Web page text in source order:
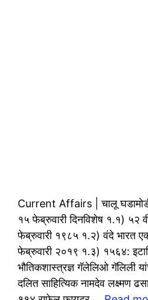
Current Affairs | चालू
१५ फेब्रुवारी दिनविशेष १.१) ५२
फेब्रुवारी १९८५ १.२) वंदे भारत
फेब्रुवारी २०१९ १.३) १५६४:
भौतिकशास्त्रज्ञ गॅलेलिओ गॅलिली
दलित साहित्यिक नामदेव लक्ष्मण